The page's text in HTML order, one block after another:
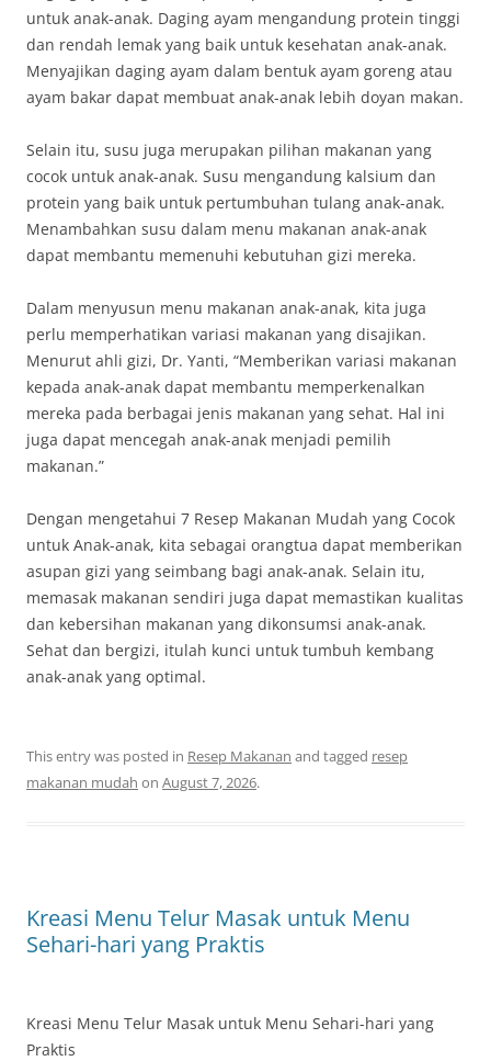
untuk anak-anak. Daging ayam mengandung protein tinggi
dan rendah lemak yang baik untuk kesehatan anak-anak.
Menyajikan daging ayam dalam bentuk ayam goreng atau
ayam bakar dapat membuat anak-anak lebih doyan makan.
Selain itu, susu juga merupakan pilihan makanan yang
cocok untuk anak-anak. Susu mengandung kalsium dan
protein yang baik untuk pertumbuhan tulang anak-anak.
Menambahkan susu dalam menu makanan anak-anak
dapat membantu memenuhi kebutuhan gizi mereka.
Dalam menyusun menu makanan anak-anak, kita juga
perlu memperhatikan variasi makanan yang disajikan.
Menurut ahli gizi, Dr. Yanti, “Memberikan variasi makanan
kepada anak-anak dapat membantu memperkenalkan
mereka pada berbagai jenis makanan yang sehat. Hal ini
juga dapat mencegah anak-anak menjadi pemilih
makanan.”
Dengan mengetahui 7 Resep Makanan Mudah yang Cocok
untuk Anak-anak, kita sebagai orangtua dapat memberikan
asupan gizi yang seimbang bagi anak-anak. Selain itu,
memasak makanan sendiri juga dapat memastikan kualitas
dan kebersihan makanan yang dikonsumsi anak-anak.
Sehat dan bergizi, itulah kunci untuk tumbuh kembang
anak-anak yang optimal.
This entry was posted in Resep Makanan and tagged resep
makanan mudah on August 7, 2026.
Kreasi Menu Telur Masak untuk Menu
Sehari-hari yang Praktis
Kreasi Menu Telur Masak untuk Menu Sehari-hari yang
Praktis